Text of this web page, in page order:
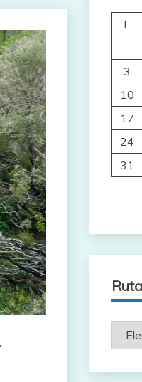
L
3
10
17
24
31
Rutas